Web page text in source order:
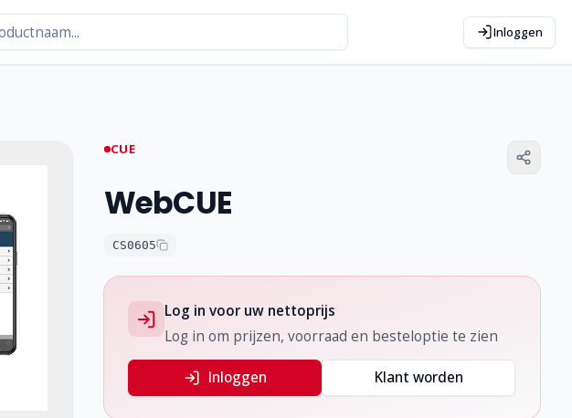
Inloggen
CUE
WebCUE
CS0605
Log in voor uw nettoprijs
Log in om prijzen, voorraad en besteloptie te zien
Inloggen Klant worden